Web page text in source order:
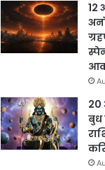
12
20
बुध